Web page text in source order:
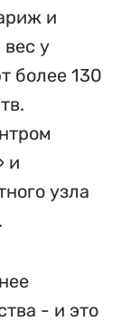
и
у
более 130
и
узла
- и это